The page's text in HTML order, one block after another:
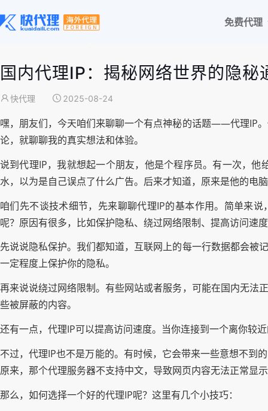
免费代理
国内代理IP：揭秘网络世界的隐秘
快代理 2025-08-24
嘿，朋友们，今天咱们来聊聊一个有点神秘的话题——代理IP
论，就聊聊我的真实想法和体验。
说到代理IP，我就想起一个朋友，他是个程序员。有一次，
水，以为是自己误点了什么广告。后来才知道，原来是他的电
咱们先不谈技术细节，先来聊聊代理IP的基本作用。简单来
呢？原因有很多，比如保护隐私、绕过网络限制、提高访问速
先说说隐私保护。我们都知道，互联网上的每一行数据都会被
一定程度上保护你的隐私。
再来说说绕过网络限制。有些网站或者服务，可能在国内无法
些被屏蔽的内容。
还有一点，代理IP可以提高访问速度。当你连接到一个离你较
不过，代理IP也不是万能的。有时候，它会带来一些意想不到
原来，那个代理服务器不支持中文，导致网页内容无法正常显
那么，如何选择一个好的代理IP呢？这里有几个小技巧：